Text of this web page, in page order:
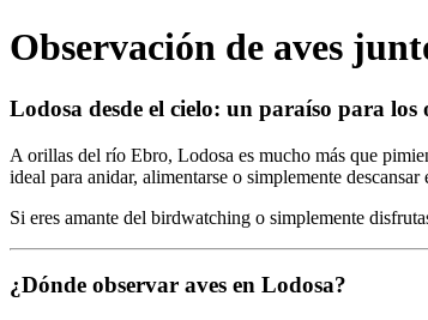
Observación de aves
Lodosa desde el cielo: un paraíso para los
A orillas del río Ebro, Lodosa es mucho más que
ideal para anidar, alimentarse o simplemente descansar
Si eres amante del birdwatching o simplemente
¿Dónde observar aves en Lodosa?